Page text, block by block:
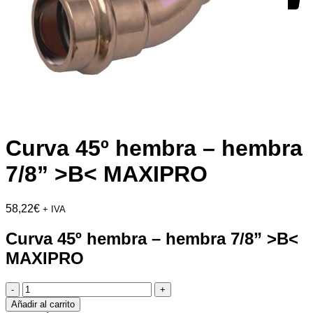
Curva 45º hembra – hembra
7/8” >B< MAXIPRO
58,22€ + IVA
Curva 45º hembra – hembra 7/8” >B<
MAXIPRO
Curva
45º
Añadir al carrito